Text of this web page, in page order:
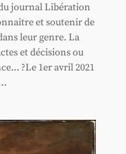
journal Libération
et soutenir de
leur genre. La
et décisions ou
?Le 1er avril 2021